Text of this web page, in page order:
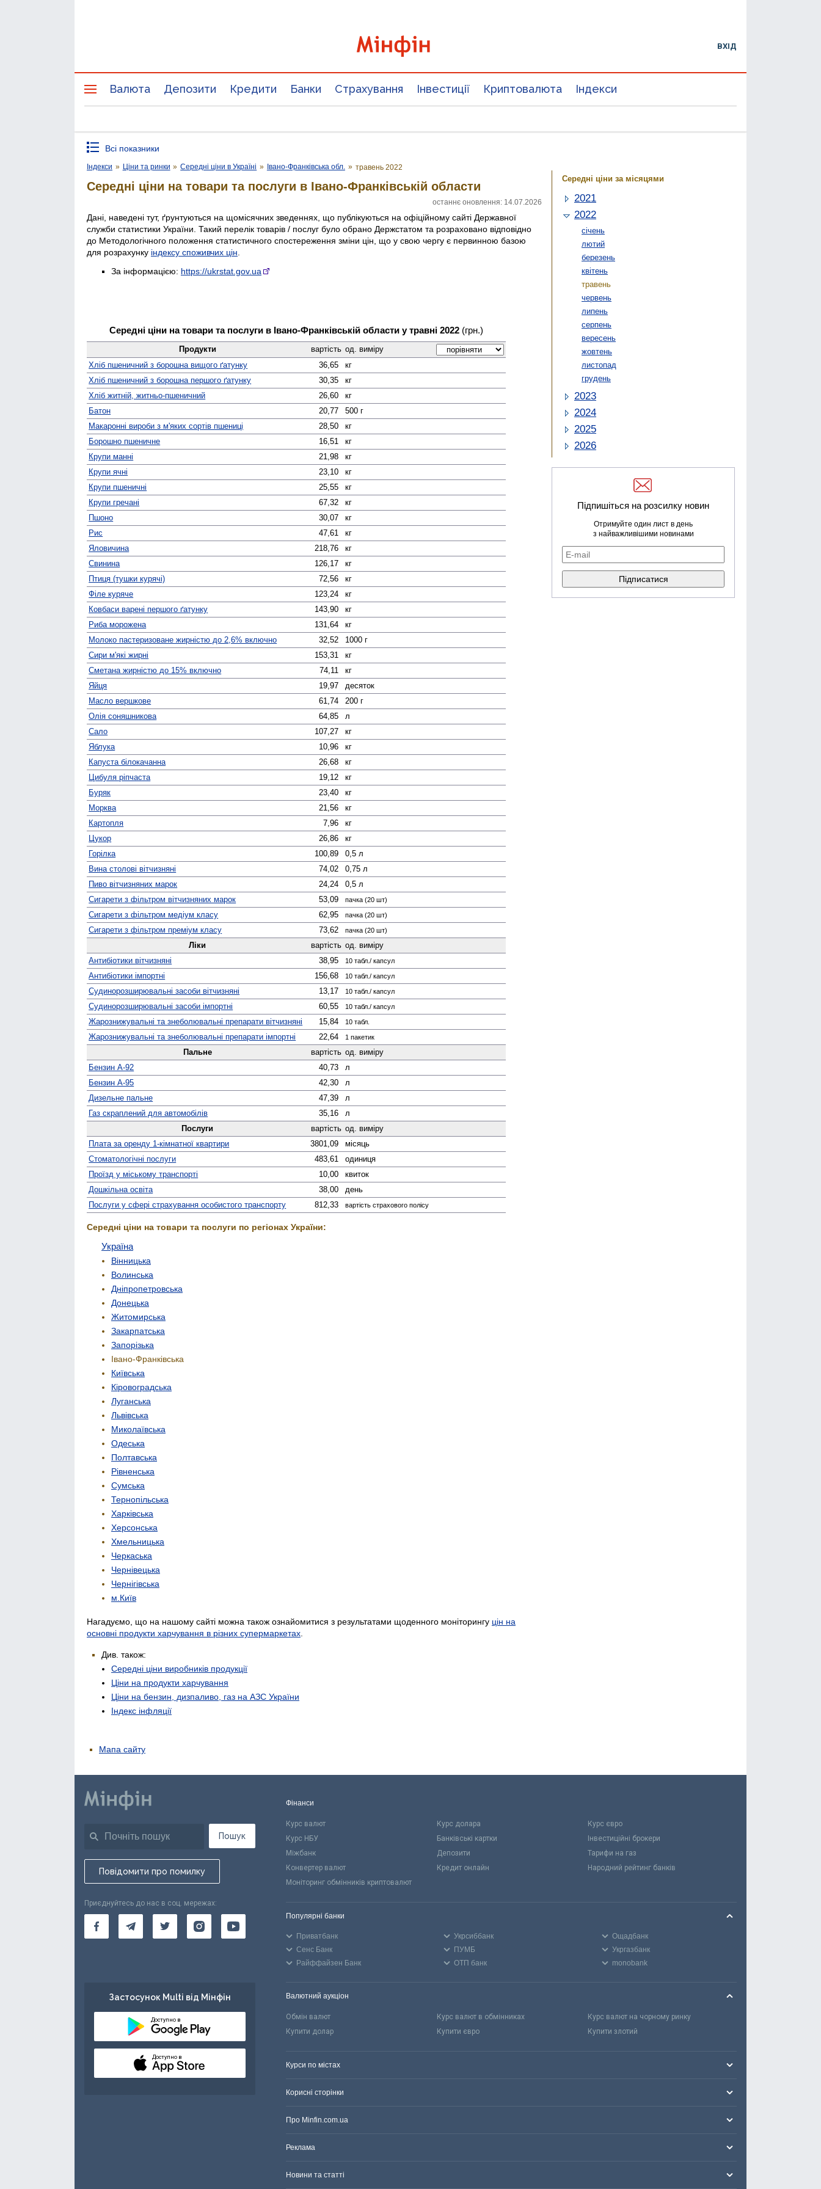
ВХІД
Валюта Депозити Кредити Банки Страхування Інвестиції Криптовалюта Індекси
Всі показники
Індекси » Ціни та ринки » Середні ціни в Україні » Івано-Франківська обл. » травень 2022
Середні ціни на товари та послуги в Івано-Франківській области
останнє оновлення: 14.07.2026
Дані, наведені тут, ґрунтуються на щомісячних зведеннях, що публікуються на офіційному сайті Державної
служби статистики України. Такий перелік товарів / послуг було обрано Держстатом та розраховано відповідно
до Методологічного положення статистичного спостереження зміни цін, що у свою чергу є первинною базою
для розрахунку індексу споживчих цін
За інформацією: https://ukrstat.gov.ua
Середні ціни на товари та послуги в Івано-Франківській области у травні 2022 (грн.)
Продукти вартість од. виміру
Хліб пшеничний з борошна вищого ґатунку
36,65
кг
Хліб пшеничний з борошна першого ґатунку
30,35
кг
Хліб житній, житньо-пшеничний
26,60
кг
Батон
20,77
500 г
Макаронні вироби з м'яких сортів пшениці
28,50
кг
Борошно пшеничне
16,51
кг
Крупи манні
21,98
кг
Крупи ячні
23,10
кг
Крупи пшеничні
25,55
кг
Крупи гречані
67,32
кг
Пшоно
30,07
кг
Рис
47,61
кг
Яловичина
218,76
кг
Свинина
126,17
кг
Птиця (тушки курячі)
72,56
кг
Філе куряче
123,24
кг
Ковбаси варені першого ґатунку
143,90
кг
Риба морожена
131,64
кг
Молоко пастеризоване жирністю до 2,6% включно
32,52
1000 г
Сири м'які жирні
153,31
кг
Сметана жирністю до 15% включно
74,11
кг
Яйця
19,97
десяток
Масло вершкове
61,74
200 г
Олія соняшникова
64,85
л
Сало
107,27
кг
Яблука
10,96
кг
Капуста білокачанна
26,68
кг
Цибуля ріпчаста
19,12
кг
Буряк
23,40
кг
Морква
21,56
кг
Картопля
7,96
кг
Цукор
26,86
кг
Горілка
100,89
0,5 л
Вина столові вітчизняні
74,02
0,75 л
Пиво вітчизняних марок
24,24
0,5 л
Сигарети з фільтром вітчизняних марок
53,09 пачка (20 шт)
Сигарети з фільтром медіум класу 62,95 пачка (20 шт)
Сигарети з фільтром преміум класу 73,62 пачка (20 шт)
Ліки вартість од. виміру
Антибіотики вітчизняні
38,95 10 табл./ капсул
Антибіотики імпортні 156,68 10 табл./ капсул
Судино­розширювальні засоби вітчизняні 13,17 10 табл./ капсул
Судино­розширювальні засоби імпортні 60,55 10 табл./ капсул
Жаро­знижувальні та знеболювальні препарати вітчизняні 15,84 10 табл.
Жаро­знижувальні та знеболювальні препарати імпортні 22,64 1 пакетик
Пальне вартість од. виміру
Бензин А-92
40,73
л
Бензин А-95
42,30
л
Дизельне пальне
47,39
л
Газ скраплений для автомобілів
35,16
л
Послуги
вартість од. виміру
Плата за оренду 1-кімнатної квартири
3801,09
місяць
Стомато­логічні послуги
483,61
одиниця
Проїзд у міському транспорті
10,00
квиток
Дошкільна освіта
38,00
день
Послуги у сфері страхування особистого транспорту
812,33 вартість страхового полісу
Середні ціни на товари та послуги по регіонах України:
Україна
Вінницька
Волинська
Дніпропетровська
Донецька
Житомирська
Закарпатська
Запорізька
Івано-Франківська
Київська
Кіровоградська
Луганська
Львівська
Миколаївська
Одеська
Полтавська
Рівненська
Сумська
Тернопільська
Харківська
Херсонська
Хмельницька
Черкаська
Чернівецька
Чернігівська
м.Київ
Нагадуємо, що на нашому сайті можна також ознайомитися з результатами щоденного моніторингу цін на
основні продукти харчування в різних супермаркетах
Див. також:
Середні ціни виробників продукції
Ціни на продукти харчування
Ціни на бензин, дизпаливо, газ на АЗС України
Індекс інфляції
Середні ціни за місяцями
2021
2022
січень
лютий
березень
квітень
травень
червень
липень
серпень
вересень
жовтень
листопад
грудень
2023
2024
2025
2026
Підпишіться на розсилку новин
Отримуйте один лист в день
з найважливішими новинами
Мапа сайту
Пошук
Повідомити про помилку
Приєднуйтесь до нас в соц. мережах:
Застосунок Multi від Мінфін
Доступно в
Доступно в
Фінанси
Курс валют Курс долара
Курс євро
Курс НБУ
Банківські картки
Інвестиційні брокери
Міжбанк
Депозити
Тарифи на газ
Конвертер валют
Кредит онлайн
Народний рейтинг банків
Моніторинг обмінників криптовалют
Популярні банки
Приватбанк Укрсиббанк
Ощадбанк
Сенс Банк
ПУМБ
Укргазбанк
Райффайзен Банк
ОТП банк monobank
Валютний аукціон
Обмін валют Курс валют в обмінниках
Курс валют на чорному ринку
Купити долар
Купити євро Купити злотий
Курси по містах
Корисні сторінки
Про Minfin.com.ua
Реклама
Новини та статті